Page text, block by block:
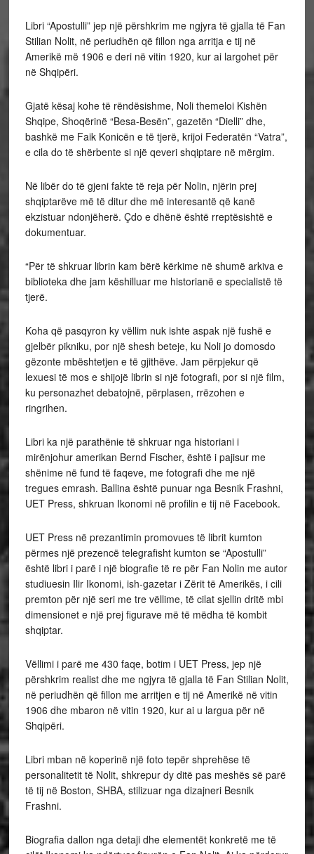
Libri “Apostulli” jep një përshkrim me ngjyra të gjalla të Fan
Stilian Nolit, në periudhën që fillon nga arritja e tij në
Amerikë më 1906 e deri në vitin 1920, kur ai largohet për
në Shqipëri.
Gjatë kësaj kohe të rëndësishme, Noli themeloi Kishën
Shqipe, Shoqërinë “Besa-Besën”, gazetën “Dielli” dhe,
bashkë me Faik Konicën e të tjerë, krijoi Federatën “Vatra”,
e cila do të shërbente si një qeveri shqiptare në mërgim.
Në libër do të gjeni fakte të reja për Nolin, njërin prej
shqiptarëve më të ditur dhe më interesantë që kanë
ekzistuar ndonjëherë. Çdo e dhënë është rreptësishtë e
dokumentuar.
“Për të shkruar librin kam bërë kërkime në shumë arkiva e
biblioteka dhe jam këshilluar me historianë e specialistë të
tjerë.
Koha që pasqyron ky vëllim nuk ishte aspak një fushë e
gjelbër pikniku, por një shesh beteje, ku Noli jo domosdo
gëzonte mbështetjen e të gjithëve. Jam përpjekur që
lexuesi të mos e shijojë librin si një fotografi, por si një film,
ku personazhet debatojnë, përplasen, rrëzohen e
ringrihen.
Libri ka një parathënie të shkruar nga historiani i
mirënjohur amerikan Bernd Fischer, është i pajisur me
shënime në fund të faqeve, me fotografi dhe me një
tregues emrash. Ballina është punuar nga Besnik Frashni,
UET Press, shkruan Ikonomi në profilin e tij në Facebook.
UET Press në prezantimin promovues të librit kumton
përmes një prezencë telegrafisht kumton se “Apostulli”
është libri i parë i një biografie të re për Fan Nolin me autor
studiuesin Ilir Ikonomi, ish-gazetar i Zërit të Amerikës, i cili
premton për një seri me tre vëllime, të cilat sjellin dritë mbi
dimensionet e një prej figurave më të mëdha të kombit
shqiptar.
Vëllimi i parë me 430 faqe, botim i UET Press, jep një
përshkrim realist dhe me ngjyra të gjalla të Fan Stilian Nolit,
në periudhën që fillon me arritjen e tij në Amerikë në vitin
1906 dhe mbaron në vitin 1920, kur ai u largua për në
Shqipëri.
Libri mban në koperinë një foto tepër shprehëse të
personalitetit të Nolit, shkrepur dy ditë pas meshës së parë
të tij në Boston, SHBA, stilizuar nga dizajneri Besnik
Frashni.
Biografia dallon nga detaji dhe elementët konkretë me të